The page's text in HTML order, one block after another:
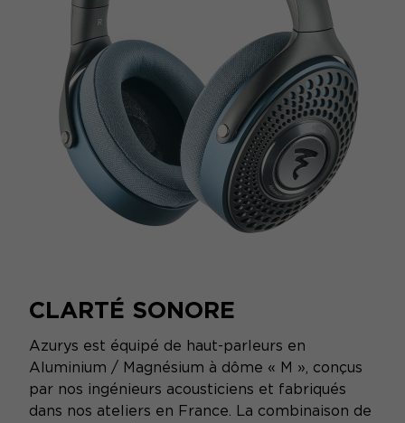
CLARTÉ SONORE
Azurys est équipé de haut-parleurs en
Aluminium / Magnésium à dôme « M », conçus
par nos ingénieurs acousticiens et fabriqués
dans nos ateliers en France. La combinaison de